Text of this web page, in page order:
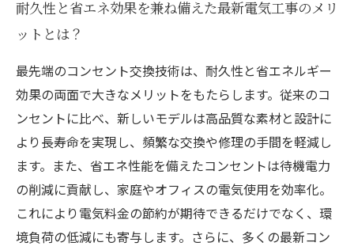
耐久性と省エネ効果を兼ね備えた最新電気工事のメリ
ットとは？
最先端のコンセント交換技術は、耐久性と省エネルギー
効果の両面で大きなメリットをもたらします。従来のコ
ンセントに比べ、新しいモデルは高品質な素材と設計に
より長寿命を実現し、頻繁な交換や修理の手間を軽減し
ます。また、省エネ性能を備えたコンセントは待機電力
の削減に貢献し、家庭やオフィスの電気使用を効率化。
これにより電気料金の節約が期待できるだけでなく、環
境負荷の低減にも寄与します。さらに、多くの最新コン